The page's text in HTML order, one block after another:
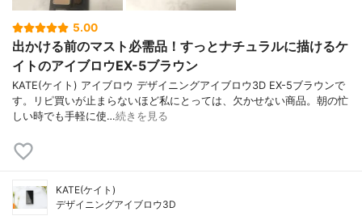
5.00
出かける前のマスト必需品！すっとナチュラルに描けるケ
イトのアイブロウEX-5ブラウン
KATE(ケイト) アイブロウ デザイニングアイブロウ3D EX-5ブラウンで
す。リピ買いが止まらないほど私にとっては、欠かせない商品。朝の忙
しい時でも手軽に使…続きを見る
KATE(ケイト)
デザイニングアイブロウ3D